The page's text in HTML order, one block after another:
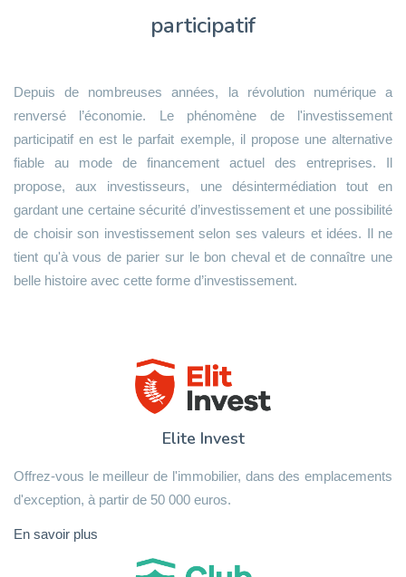
participatif
Depuis de nombreuses années, la révolution numérique a
renversé l’économie. Le phénomène de l'investissement
participatif en est le parfait exemple, il propose une alternative
fiable au mode de financement actuel des entreprises. Il
propose, aux investisseurs, une désintermédiation tout en
gardant une certaine sécurité d’investissement et une possibilité
de choisir son investissement selon ses valeurs et idées. Il ne
tient qu'à vous de parier sur le bon cheval et de connaître une
belle histoire avec cette forme d’investissement.
Elite Invest
Offrez-vous le meilleur de l'immobilier, dans des emplacements
d'exception, à partir de 50 000 euros.
En savoir plus